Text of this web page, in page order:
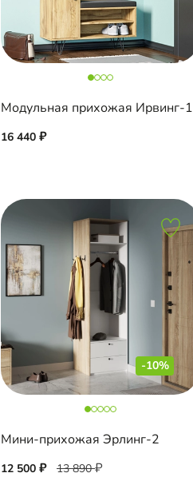
Модульная прихожая Ирвинг-1
16 440
-10%
Мини-прихожая Эрлинг-2
12 500 13 890